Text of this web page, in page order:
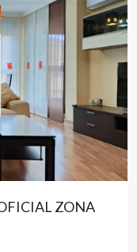
ZONA